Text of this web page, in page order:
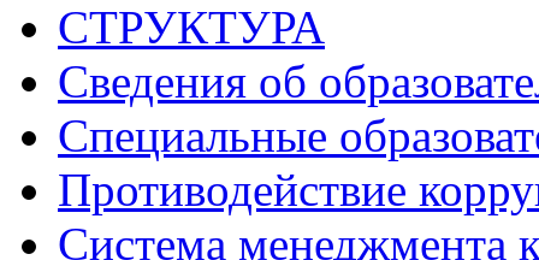
СТРУКТУРА
Сведения об
Специальные
Противодействие
Система менеджмента